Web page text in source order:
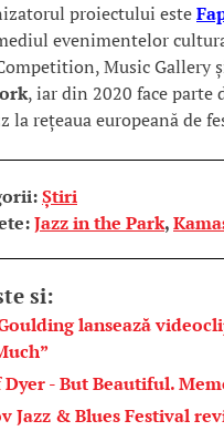
proiectului este
evenimentelor
Music Gallery
, iar din 2020 face parte
la rețeaua europeană de
Știri
Jazz in the Park,
si:
lansează
Dyer - But Beautiful.
Jazz & Blues Festival